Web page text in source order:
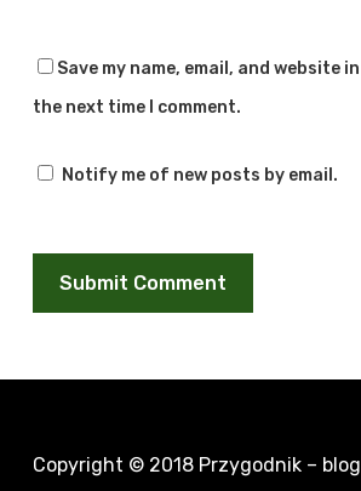
Save my name, email, and website
the next time I comment.
Notify me of new posts by email.
Copyright © 2018 Przygodnik –